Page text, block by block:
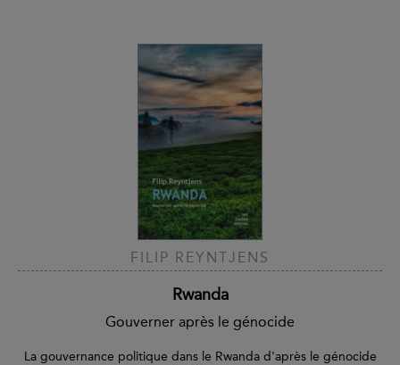
FILIP REYNTJENS
Rwanda
Gouverner après le génocide
La gouvernance politique dans le Rwanda d'après le génocide